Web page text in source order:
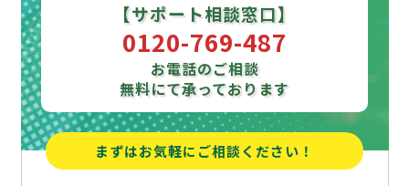
【サポート相談窓口】
0120-769-487
お電話のご相談
無料にて承っております
まずはお気軽にご相談ください！